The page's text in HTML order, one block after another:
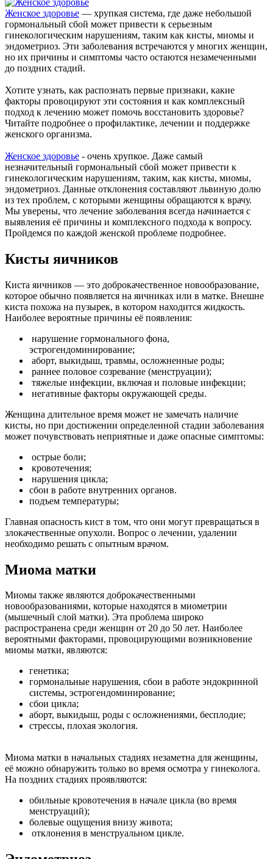
Женское здоровье — хрупкая система, где даже небольшой
гормональный сбой может привести к серьезным
гинекологическим нарушениям, таким как кисты, миомы и
эндометриоз. Эти заболевания встречаются у многих женщин,
но их причины и симптомы часто остаются незамеченными
до поздних стадий.
Хотите узнать, как распознать первые признаки, какие
факторы провоцируют эти состояния и как комплексный
подход к лечению может помочь восстановить здоровье?
Читайте подробнее о профилактике, лечении и поддержке
женского организма.
Женское здоровье - очень хрупкое. Даже самый
незначительный гормональный сбой может привести к
гинекологическим нарушениям, таким, как кисты, миомы,
эндометриоз. Данные отклонения составляют львиную долю
из тех проблем, с которыми женщины обращаются к врачу.
Мы уверены, что лечение заболевания всегда начинается с
выявления её причины и комплексного подхода к вопросу.
Пройдемся по каждой женской проблеме подробнее.
Кисты яичников
Киста яичников — это доброкачественное новообразование,
которое обычно появляется на яичниках или в матке. Внешне
киста похожа на пузырек, в котором находится жидкость.
Наиболее вероятные причины её появления:
нарушение гормонального фона,
эстрогендоминирование;
аборт, выкидыш, травмы, осложненные роды;
раннее половое созревание (менструации);
тяжелые инфекции, включая и половые инфекции;
негативные факторы окружающей среды.
Женщина длительное время может не замечать наличие
кисты, но при достижении определенной стадии заболевания
может почувствовать неприятные и даже опасные симптомы:
острые боли;
кровотечения;
нарушения цикла;
сбои в работе внутренних органов.
подъем температуры;
Главная опасность кист в том, что они могут превращаться в
злокачественные опухоли. Вопрос о лечении, удалении
необходимо решать с опытным врачом.
Миома матки
Миомы также являются доброкачественными
новообразованиями, которые находятся в миометрии
(мышечный слой матки). Эта проблема широко
распространена среди женщин от 20 до 50 лет. Наиболее
вероятными факторами, провоцирующими возникновение
миомы матки, являются:
генетика;
гормональные нарушения, сбои в работе эндокринной
системы, эстрогендоминирование;
сбои цикла;
аборт, выкидыш, роды с осложнениями, бесплодие;
стрессы, плохая экология.
Миома матки в начальных стадиях незаметна для женщины,
её можно обнаружить только во время осмотра у гинеколога.
На поздних стадиях проявляются:
обильные кровотечения в начале цикла (во время
менструаций);
болевые ощущения внизу живота;
отклонения в менструальном цикле.